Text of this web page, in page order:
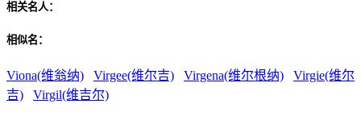
相关名人：
相似名：
Viona(维翁纳) Virgee(维尔吉) Virgena(维尔根纳)
Virgie(维尔
吉)
Virgil(维吉尔)